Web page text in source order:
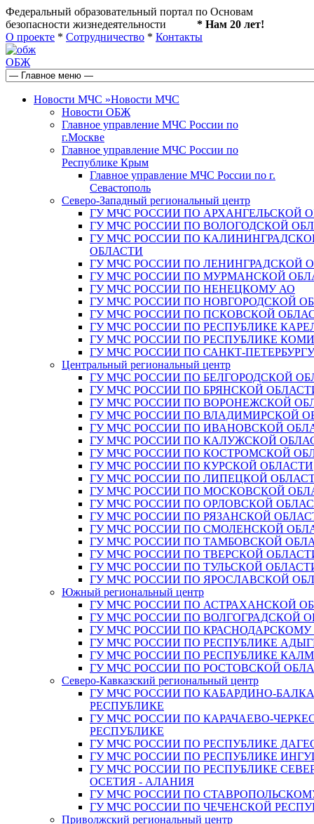
Федеральный образовательный портал по Основам
безопасности жизнедеятельности * Нам 20 лет!
О проекте * Сотрудничество * Контакты
ОБЖ
Новости МЧС »Новости МЧС
Новости ОБЖ
Главное управление МЧС России по
г.Москве
Главное управление МЧС России по
Республике Крым
Главное управление МЧС России по г.
Севастополь
Северо-Западный региональный центр
ГУ МЧС РОССИИ ПО АРХАНГЕЛЬСКОЙ
ГУ МЧС РОССИИ ПО ВОЛОГОДСКОЙ
ГУ МЧС РОССИИ ПО
ОБЛАСТИ
ГУ МЧС РОССИИ ПО ЛЕНИНГРАДСКОЙ
ГУ МЧС РОССИИ ПО МУРМАНСКОЙ
ГУ МЧС РОССИИ ПО НЕНЕЦКОМУ АО
ГУ МЧС РОССИИ ПО НОВГОРОДСКОЙ
ГУ МЧС РОССИИ ПО ПСКОВСКОЙ
ГУ МЧС РОССИИ ПО РЕСПУБЛИКЕ
ГУ МЧС РОССИИ ПО РЕСПУБЛИКЕ КОМИ
ГУ МЧС РОССИИ ПО САНКТ-ПЕТЕРБУРГУ
Центральный региональный центр
ГУ МЧС РОССИИ ПО БЕЛГОРОДСКОЙ
ГУ МЧС РОССИИ ПО БРЯНСКОЙ
ГУ МЧС РОССИИ ПО ВОРОНЕЖСКОЙ
ГУ МЧС РОССИИ ПО ВЛАДИМИРСКОЙ
ГУ МЧС РОССИИ ПО ИВАНОВСКОЙ
ГУ МЧС РОССИИ ПО КАЛУЖСКОЙ
ГУ МЧС РОССИИ ПО КОСТРОМСКОЙ
ГУ МЧС РОССИИ ПО КУРСКОЙ ОБЛАСТИ
ГУ МЧС РОССИИ ПО ЛИПЕЦКОЙ
ГУ МЧС РОССИИ ПО МОСКОВСКОЙ
ГУ МЧС РОССИИ ПО ОРЛОВСКОЙ
ГУ МЧС РОССИИ ПО РЯЗАНСКОЙ
ГУ МЧС РОССИИ ПО СМОЛЕНСКОЙ
ГУ МЧС РОССИИ ПО ТАМБОВСКОЙ
ГУ МЧС РОССИИ ПО ТВЕРСКОЙ
ГУ МЧС РОССИИ ПО ТУЛЬСКОЙ
ГУ МЧС РОССИИ ПО ЯРОСЛАВСКОЙ
Южный региональный центр
ГУ МЧС РОССИИ ПО АСТРАХАНСКОЙ
ГУ МЧС РОССИИ ПО ВОЛГОГРАДСКОЙ
ГУ МЧС РОССИИ ПО
ГУ МЧС РОССИИ ПО РЕСПУБЛИКЕ
ГУ МЧС РОССИИ ПО РЕСПУБЛИКЕ
ГУ МЧС РОССИИ ПО РОСТОВСКОЙ
Северо-Кавказский региональный центр
ГУ МЧС РОССИИ ПО КАБАРДИНО-
РЕСПУБЛИКЕ
ГУ МЧС РОССИИ ПО КАРАЧАЕВО-
РЕСПУБЛИКЕ
ГУ МЧС РОССИИ ПО РЕСПУБЛИКЕ
ГУ МЧС РОССИИ ПО РЕСПУБЛИКЕ
ГУ МЧС РОССИИ ПО РЕСПУБЛИКЕ
ОСЕТИЯ - АЛАНИЯ
ГУ МЧС РОССИИ ПО
ГУ МЧС РОССИИ ПО ЧЕЧЕНСКОЙ
Приволжский региональный центр